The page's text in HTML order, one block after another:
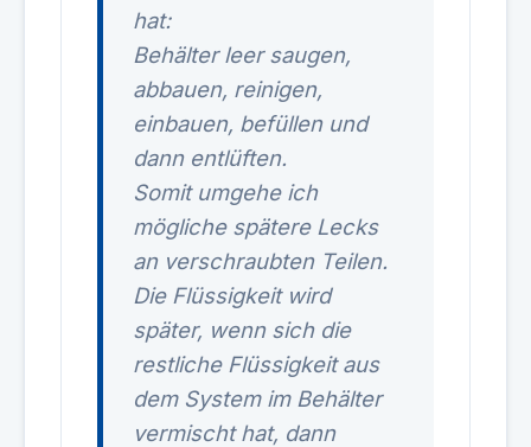
hat:
Behälter leer saugen,
abbauen, reinigen,
einbauen, befüllen und
dann entlüften.
Somit umgehe ich
mögliche spätere Lecks
an verschraubten Teilen.
Die Flüssigkeit wird
später, wenn sich die
restliche Flüssigkeit aus
dem System im Behälter
vermischt hat, dann